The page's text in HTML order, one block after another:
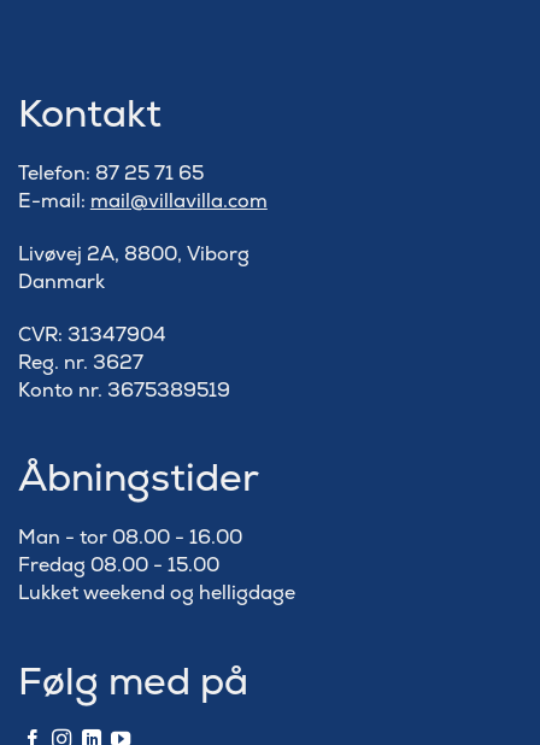
Kontakt
Telefon: 87 25 71 65
E-mail: mail@villavilla.com
Livøvej 2A, 8800, Viborg
Danmark
​CVR: 31347904
Reg. nr. 3627
Konto nr. 3675389519
Åbningstider
Man - tor 08.00 - 16.00
Fredag 08.00 - 15.00
Lukket weekend og helligdage
Følg med på